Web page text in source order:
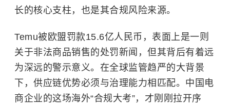
长的核心支柱，也是其合规风险来源。
Temu被欧盟罚款15.6亿人民币，表面上是一则
关于非法商品销售的处罚新闻，但其背后有着远
为深远的警示意义。在全球监管趋严的大背景
下，供应链优势必须与治理能力相匹配。中国电
商企业的这场海外“合规大考”，才刚刚拉开序